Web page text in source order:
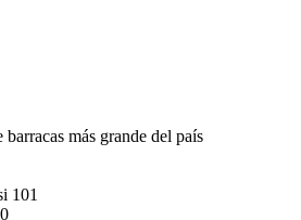
más grande del país
101